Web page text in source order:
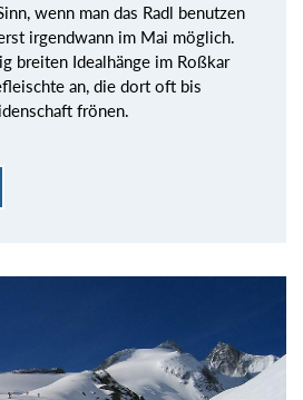
wenn man das Radl benutzen
irgendwann im Mai möglich.
breiten Idealhänge im Roßkar
an, die dort oft bis
frönen.